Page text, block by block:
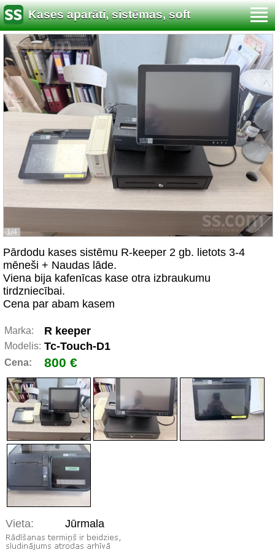
Kases aparāti, sistēmas, soft
1/4
Pārdodu kases sistēmu R-keeper 2 gb. lietots 3-4
mēneši + Naudas lāde.
Viena bija kafenīcas kase otra izbraukumu
tirdzniecībai.
Cena par abam kasem
Marka: R keeper
Modelis: Tc-Touch-D1
Cena: 800 €
Vieta: Jūrmala